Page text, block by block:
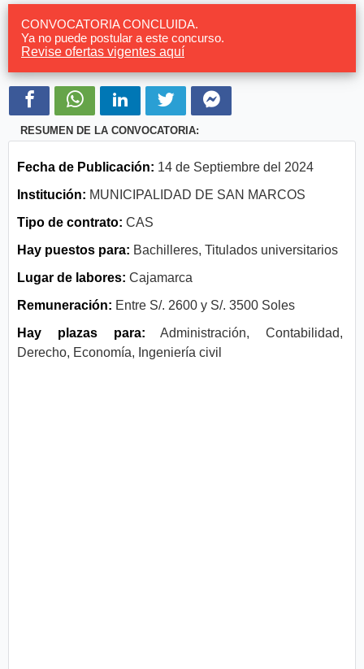
CONVOCATORIA CONCLUIDA.
Ya no puede postular a este concurso.
Revise ofertas vigentes aquí
RESUMEN DE LA CONVOCATORIA:
Fecha de Publicación: 14 de Septiembre del 2024
Institución: MUNICIPALIDAD DE SAN MARCOS
Tipo de contrato: CAS
Hay puestos para: Bachilleres, Titulados universitarios
Lugar de labores: Cajamarca
Remuneración: Entre S/. 2600 y S/. 3500 Soles
Hay plazas para: Administración, Contabilidad,
Derecho, Economía, Ingeniería civil